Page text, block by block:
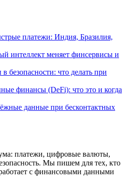
платежи: Индия, Бразилия,
интеллект меняет финсервисы и
безопасности: что делать при
финансы (DeFi): что это и когда
данные при бесконтактных
платежи, цифровые валюты,
Мы пишем для тех, кто
с финансовыми данными